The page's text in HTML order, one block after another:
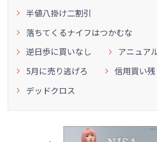
半値八掛け二割引
落ちてくるナイフはつかむな
逆日歩に買いなし
アニュア
5月に売り逃げろ
信用買い
デッドクロス